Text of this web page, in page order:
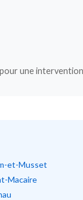
pour une
et-Musset
Macaire